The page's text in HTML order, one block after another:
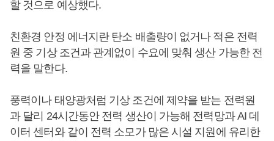
할 것으로 예상했다.
친환경 안정 에너지란 탄소 배출량이 없거나 적은 전력
원 중 기상 조건과 관계없이 수요에 맞춰 생산 가능한 전
력을 말한다.
풍력이나 태양광처럼 기상 조건에 제약을 받는 전력원
과 달리 24시간동안 전력 생산이 가능해 전력망과 AI 데
이터 센터와 같이 전력 소모가 많은 시설 지원에 유리한